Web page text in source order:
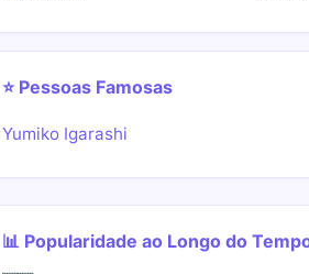
⭐ Pessoas Famosas
Yumiko Igarashi
📊 Popularidade ao Longo do